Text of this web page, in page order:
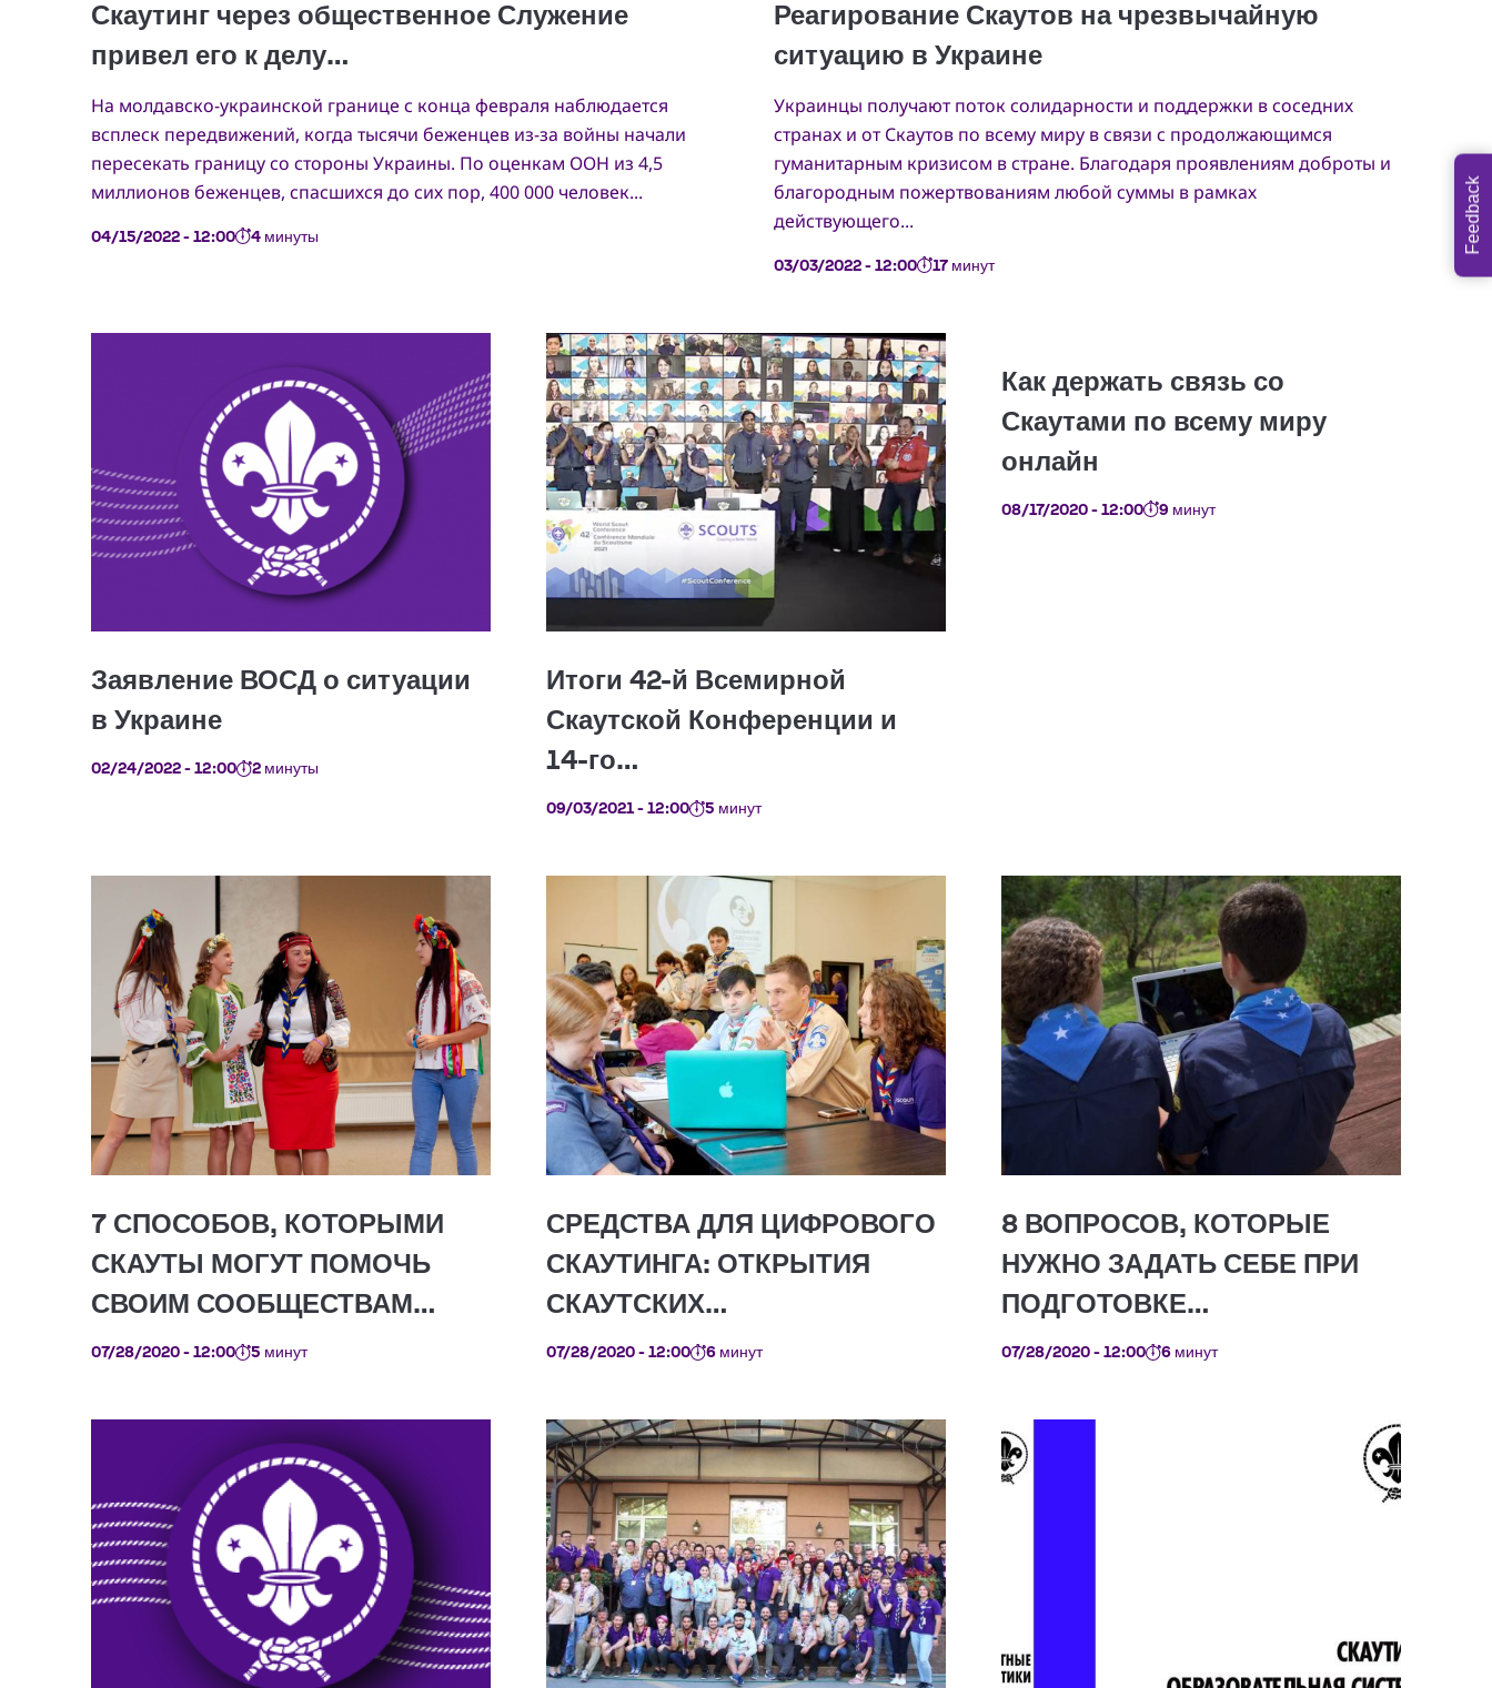
На молдавско-украинской границе с конца февраля наблюдается
всплеск передвижений, когда тысячи беженцев из-за войны начали
пересекать границу со стороны Украины. По оценкам ООН из 4,5
миллионов беженцев, спасшихся до сих пор, 400 000 человек...
04/15/2022 - 12:00 4 минуты
Украинцы получают поток солидарности и поддержки в соседних
странах и от Скаутов по всему миру в связи с продолжающимся
гуманитарным кризисом в стране. Благодаря проявлениям доброты и
благородным пожертвованиям любой суммы в рамках
действующего...
03/03/2022 - 12:00 17 минут
02/24/2022 - 12:00 2 минуты
09/03/2021 - 12:00 5 минут
08/17/2020 - 12:00 9 минут
07/28/2020 - 12:00 5 минут 07/28/2020 - 12:00 6 минут 07/28/2020 - 12:00 6 минут
Feedback